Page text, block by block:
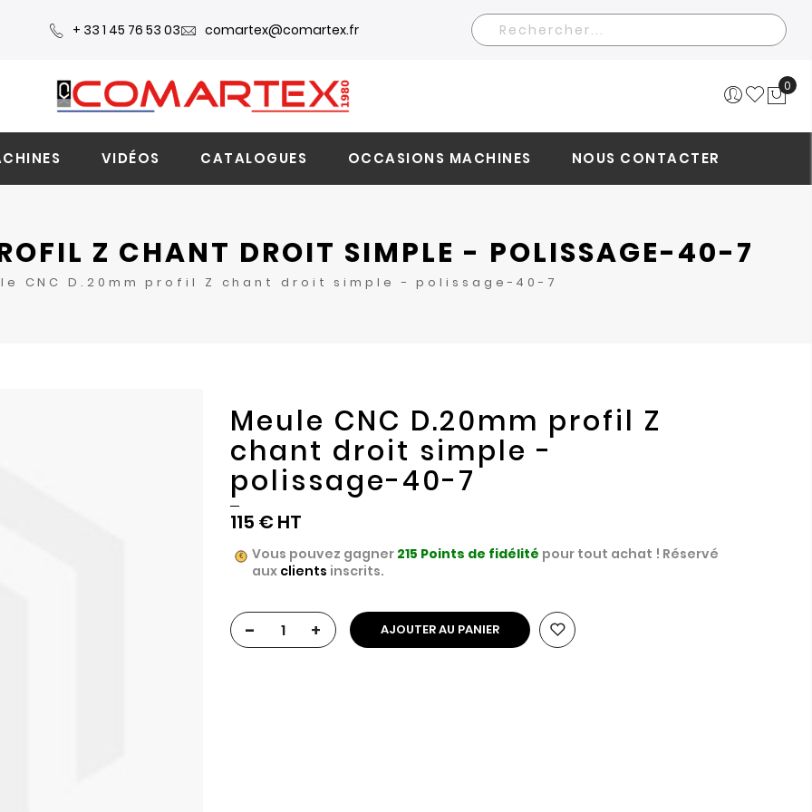
+ 33 1 45 76 53 03 comartex@comartex.fr
Rechercher
0
VIDÉOS CATALOGUES OCCASIONS MACHINES NOUS CONTACTER
Z CHANT DROIT SIMPLE - POLISSAGE-40-7
CNC D.20mm profil Z chant droit simple - polissage-40-7
Meule CNC D.20mm profil Z
chant droit simple -
polissage-40-7
115 €
Vous pouvez gagner 215 Points de fidélité pour tout achat ! Réservé
aux clients inscrits.
- + AJOUTER AU PANIER